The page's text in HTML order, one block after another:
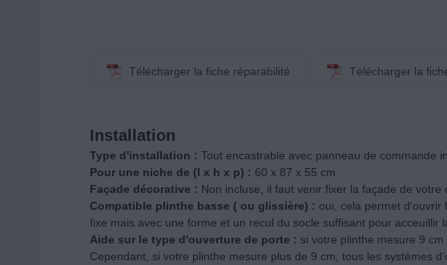
Télécharger la fiche réparabilité Télécharger la
Installation
Type d'installation : Tout encastrable avec panneau de commande
Pour une niche de (l x h x p) : 60 x 87 x 55 cm
Façade décorative : Non incluse, il faut venir fixer la façade de votre
Compatible plinthe basse ( ou glissière) : oui, cela permet d'ouvrir
fixe mais avec une forme et un recul du socle suffisant pour acceuillir
Aide sur le type d'ouverture de porte : si votre plinthe mesure 9
Cependant, si votre plinthe mesure plus de 9 cm, tous les systèmes